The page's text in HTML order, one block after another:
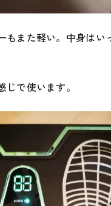
もまた軽い。中身はい
で使います。